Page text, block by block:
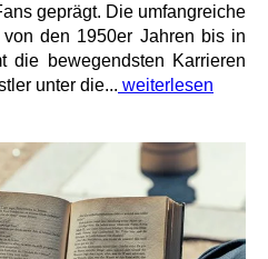
geprägt. Die umfangreiche
den 1950er Jahren bis in
die bewegendsten Karrieren
unter die... weiterlesen